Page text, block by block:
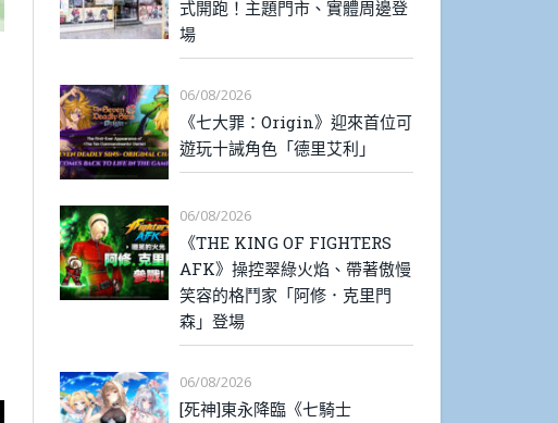
式開跑！主題門市、實體周邊登
場
06/08/2026
《七大罪：Origin》迎來首位可
遊玩十誡角色「德里艾利」
06/08/2026
《THE KING OF FIGHTERS
AFK》操控翠綠火焰、帶著傲慢
笑容的格鬥家「阿修．克里門
森」登場
06/08/2026
[死神]東永降臨《七騎士